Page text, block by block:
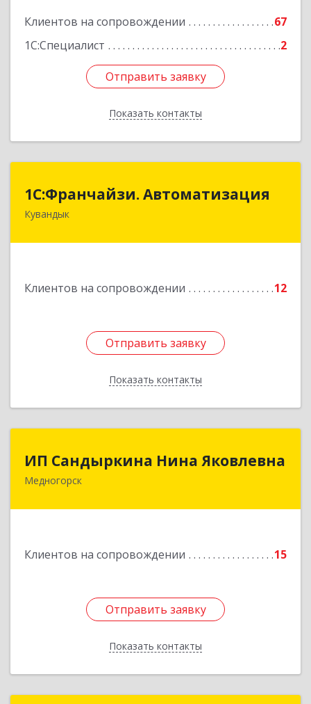
Клиентов на сопровождении
67
1С:Специалист
2
Отправить заявку
Показать контакты
Отправить заявку
Назад
1С:Франчайзи. Автоматизация
Кувандык
Клиентов на сопровождении 12
Отправить заявку
Показать контакты
1С:Франчайзи. Автоматизация
462220, Оренбургская обл, Кувандыкский р-н,
Отправить заявку
Назад
ИП Сандыркина Нина Яковлевна
Медногорск
Клиентов на сопровождении 15
Отправить заявку
Показать контакты
462270, Оренбургская обл, Медногорск г,
Отправить заявку
Назад